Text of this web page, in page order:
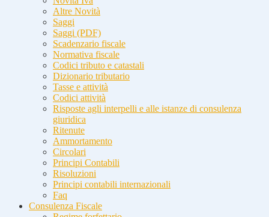
Altre Novità
Saggi
Saggi (PDF)
Scadenzario fiscale
Normativa fiscale
Codici tributo e catastali
Dizionario tributario
Tasse e attività
Codici attività
Risposte agli interpelli e alle istanze di consulenza
giuridica
Ritenute
Ammortamento
Circolari
Principi Contabili
Risoluzioni
Principi contabili internazionali
Faq
Consulenza Fiscale